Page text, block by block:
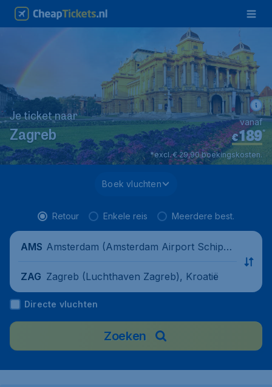
Je ticket naar
Zagreb €189*
vanaf
*excl. € 29,90 boekingskosten.
Boek vluchten
Retour Enkele reis Meerdere best.
AMS Amsterdam (Amsterdam Airport Schipho
ZAG Zagreb (Luchthaven Zagreb), Kroatië
Directe vluchten
Zoeken